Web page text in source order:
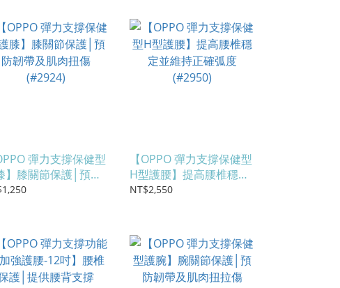
彈力支撐保健型
】膝關節保護│預防
及肌肉扭傷 (#2924)
【OPPO 彈力支撐保健型
H型護腰】提高腰椎穩定
並維持正確弧度 (#2950)
NT$2,550